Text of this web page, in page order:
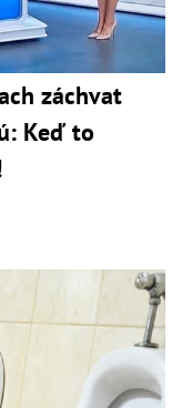
záchvat
Keď to